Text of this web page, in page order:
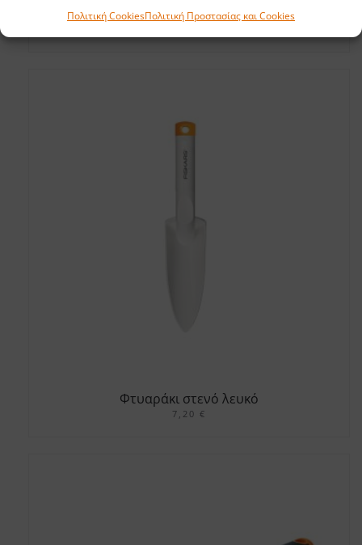
Πολιτική CookiesΠολιτική Προστασίας και Cookies
Φτυαράκι Solid
Φτυαράκι στενό λευκό
7,20 €